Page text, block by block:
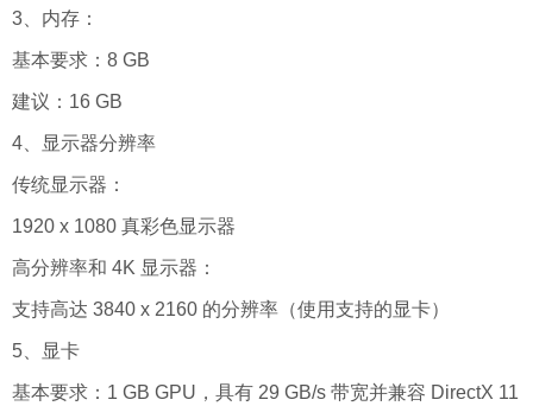
3、内存：
基本要求：8 GB
建议：16 GB
4、显示器分辨率
传统显示器：
1920 x 1080 真彩色显示器
高分辨率和 4K 显示器：
支持高达 3840 x 2160 的分辨率（使用支持的显卡）
5、显卡
基本要求：1 GB GPU，具有 29 GB/s 带宽并兼容 DirectX 11